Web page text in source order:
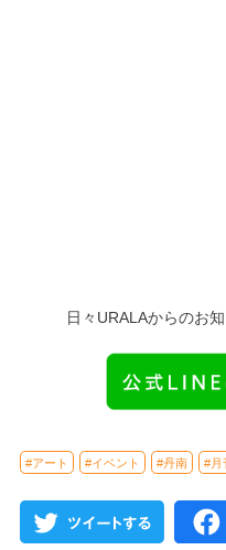
日々URALAからのお
#アート #イベント #丹南 #月